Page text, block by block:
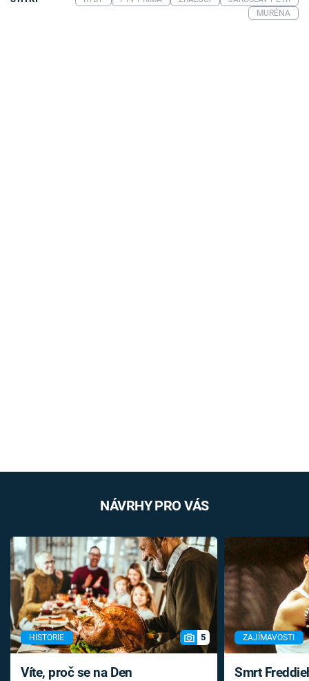
MURÉNA
NÁVRHY PRO VÁS
HISTORIE 5
Víte, proč se na Den
ZAJÍMAVOSTI
Smrt